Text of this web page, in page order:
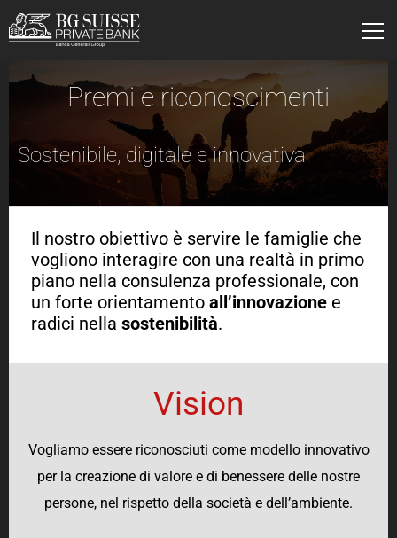
Skip to Main Content
Menu
Skip to Main Content
Premi e riconoscimenti
Sostenibile, digitale e innovativa
Il nostro obiettivo è servire le famiglie che
vogliono interagire con una realtà in primo
piano nella consulenza professionale, con
un forte orientamento all’innovazione e
radici nella sostenibilità.
Vision
Vogliamo essere riconosciuti come modello innovativo
per la creazione di valore e di benessere delle nostre
persone, nel rispetto della società e dell’ambiente.